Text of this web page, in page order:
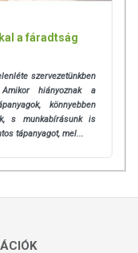
a fáradtság
szervezetünkben
hiányoznak a
könnyebben
s munkabírásunk is
tápanyagot, mel...